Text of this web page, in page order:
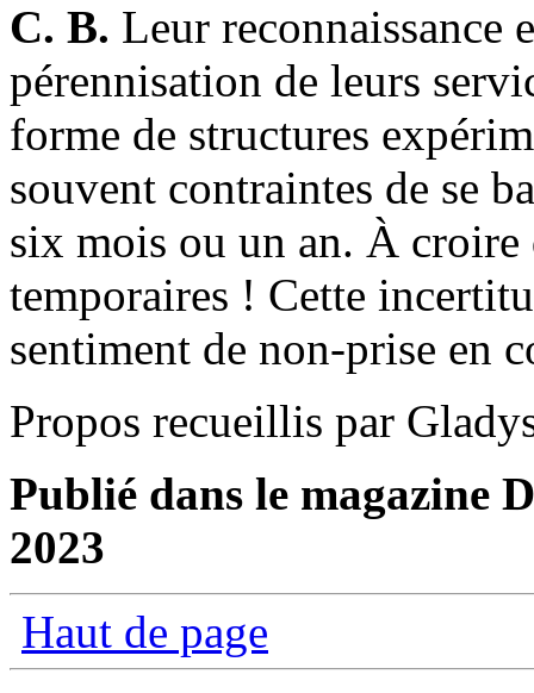
C. B. Leur reconnaissance
pérennisation de leurs
forme de structures
souvent contraintes de se
six mois ou un an. À croire
temporaires ! Cette
sentiment de non-prise en
Propos recueillis par
Publié dans le magazine
2023
Haut de page